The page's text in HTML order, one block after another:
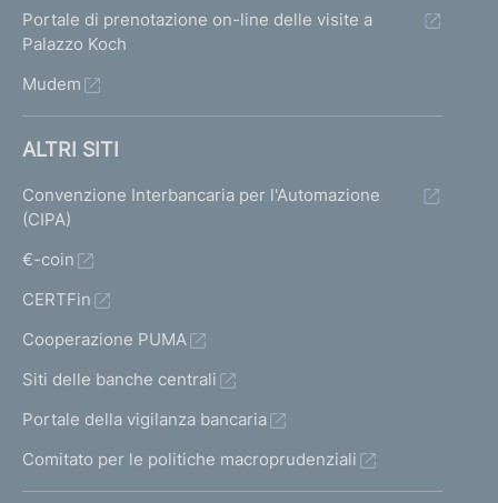
Portale di prenotazione on-line delle visite a
Palazzo Koch
Mudem
ALTRI SITI
Convenzione Interbancaria per l'Automazione
(CIPA)
€-coin
CERTFin
Cooperazione PUMA
Siti delle banche centrali
Portale della vigilanza bancaria
Comitato per le politiche macroprudenziali